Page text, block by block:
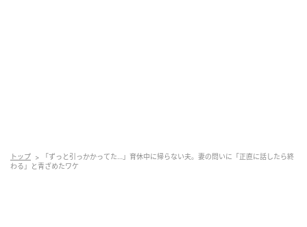
トップ
「ずっと引っかかってた…」育休中に帰らない夫。妻の問いに「正直に話したら終
わる」と青ざめたワケ